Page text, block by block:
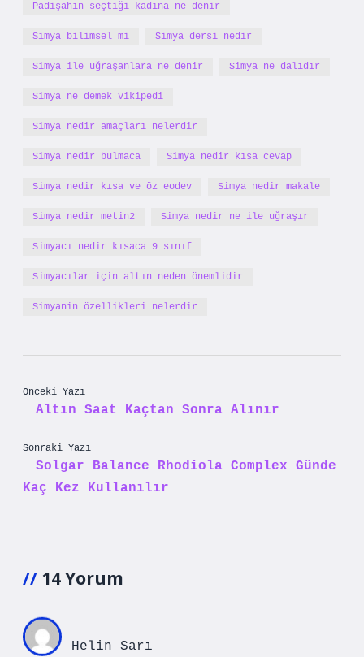
Padişahın seçtiği kadına ne denir
Simya bilimsel mi Simya dersi nedir
Simya ile uğraşanlara ne denir Simya ne dalıdır
Simya ne demek vikipedi
Simya nedir amaçları nelerdir
Simya nedir bulmaca Simya nedir kısa cevap
Simya nedir kısa ve öz eodev Simya nedir makale
Simya nedir metin2 Simya nedir ne ile uğraşır
Simyacı nedir kısaca 9 sınıf
Simyacılar için altın neden önemlidir
Simyanin özellikleri nelerdir
Önceki Yazı
Altın Saat Kaçtan Sonra Alınır
Sonraki Yazı
Solgar Balance Rhodiola Complex Günde
Kaç Kez Kullanılır
14 Yorum
Helin Sarı